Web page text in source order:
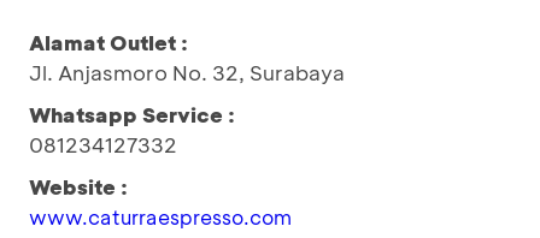
Alamat Outlet :
Jl. Anjasmoro No. 32, Surabaya
Whatsapp Service :
081234127332
Website :
www.caturraespresso.com